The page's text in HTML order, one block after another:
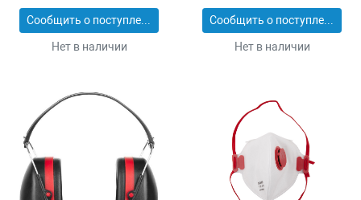
Сообщить о поступлении
Нет в наличии
Сообщить о поступлении
Нет в наличии